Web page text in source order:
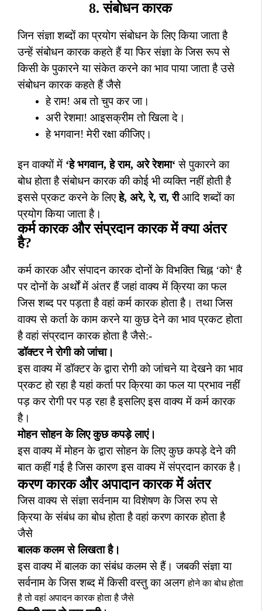
8.संबोधन कारक
जिन संज्ञा शब्दों का प्रयोग संबोधन के लिए किया जाता है
उन्हें संबोधन कारक कहते हैं या फिर संज्ञा के जिस रूप से
किसी के पुकारने या संकेत करने का भाव पाया जाता है उसे
संबोधन कारक कहते हैं जैसे
हे राम! अब तो चुप कर जा।
अरी रेशमा! आइसक्रीम तो खिला दे।
हे भगवान! मेरी रक्षा कीजिए।
इन वाक्यों में ‘हे भगवान,हे राम, अरे रेशमा‘ से पुकारने का
बोध होता है संबोधन कारक की कोई भी व्यक्ति नहीं होती है
इससे प्रकट करने के लिए हे, अरे,रे,रा,री आदि शब्दों का
प्रयोग किया जाता है।
कर्म कारक और संप्रदान कारक में क्या अंतर
है?
कर्म कारक और संपादन कारक दोनों के विभक्ति चिह्न ‘को‘है
पर दोनों के अर्थों में अंतर हैं जहां वाक्य में क्रिया का फल
जिस शब्द पर पड़ता है वहां कर्म कारक होता है। तथा जिस
वाक्य से कर्ता के काम करने या कुछ देने का भाव प्रकट होता
है वहां संप्रदान कारक होता है जैसे:-
डॉक्टर ने रोगी को जांचा।
इस वाक्य में डॉक्टर के द्वारा रोगी को जांचने या देखने का भाव
प्रकट हो रहा है यहां कर्ता पर क्रिया का फल या प्रभाव नहीं
पड़ कर रोगी पर पड़ रहा है इसलिए इस वाक्य में कर्म कारक
है।
मोहन सोहन के लिए कुछ कपड़े लाएं।
इस वाक्य में मोहन के द्वारा सोहन के लिए कुछ कपड़े देने की
बात कहीं गई है जिस कारण इस वाक्य में संप्रदान कारक है।
करण कारक और अपादान कारक में अंतर
जिस वाक्य से संज्ञा सर्वनाम या विशेषण के जिस रुप से
क्रिया के संबंध का बोध होता है वहां करण कारक होता है
जैसे
बालक कलम से लिखता है।
इस वाक्य में बालक का संबंध कलम से हैं।जबकी संज्ञा या
सर्वनाम के जिस शब्द में किसी वस्तु का अलगहोने का बोध होता
है तो वहां अपादन कारक होता है जैसे